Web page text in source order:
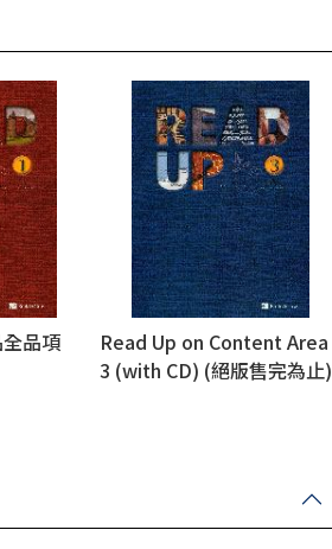
品項
Read Up on Content Area
3 (with CD) (絕版售完為止)